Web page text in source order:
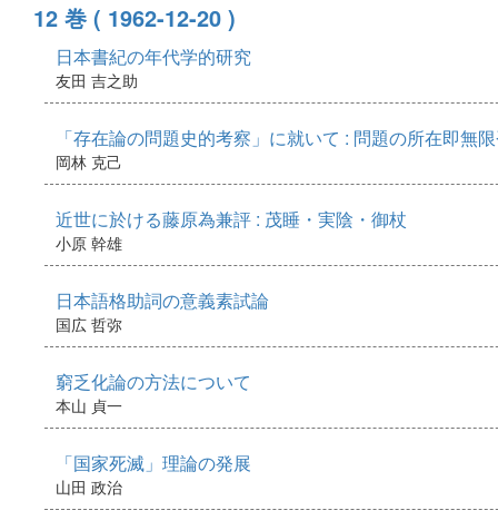
12 巻 ( 1962-12-20 )
日本書紀の年代学的研究
友田 吉之助
「存在論の問題史的考察」に就いて : 問題の所在即無
岡林 克己
近世に於ける藤原為兼評 : 茂睡・実陰・御杖
小原 幹雄
日本語格助詞の意義素試論
国広 哲弥
窮乏化論の方法について
本山 貞一
「国家死滅」理論の発展
山田 政治